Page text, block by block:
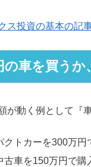
ス投資の基本の記
の車を買う
が動く例として『
クトカーを300万
古車を150万円で